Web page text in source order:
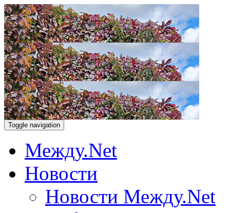
Toggle navigation
Между.Net
Новости
Новости Между.Net